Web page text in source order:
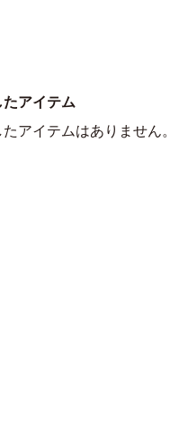
アイテム
アイテムはありません。